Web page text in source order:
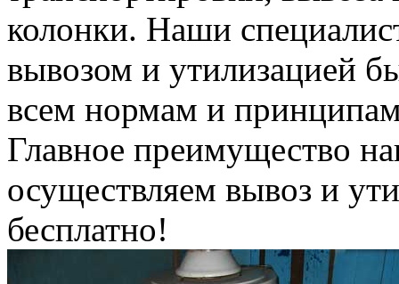
колонки. Наши
вывозом и утилизацией
всем нормам и
Главное преимущество
осуществляем вывоз и
бесплатно!